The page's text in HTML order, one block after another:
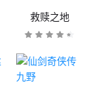
救赎之地